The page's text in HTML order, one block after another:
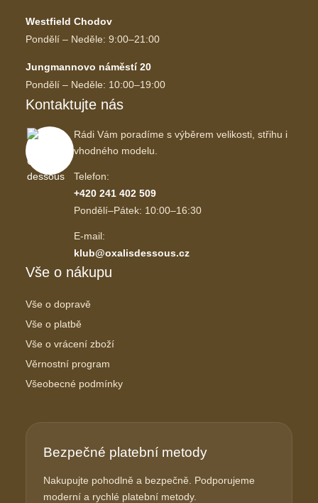
Westfield Chodov
Pondělí – Neděle: 9:00–21:00
Jungmannovo náměstí 20
Pondělí – Neděle: 10:00–19:00
Kontaktujte nás
Rádi Vám poradíme s výběrem velikosti, střihu i
vhodného modelu.
Telefon:
+420 241 402 509
Pondělí–Pátek: 10:00–16:30
E-mail:
klub@oxalisdessous.cz
Vše o nákupu
Vše o dopravě
Vše o platbě
Vše o vrácení zboží
Věrnostní program
Všeobecné podmínky
Bezpečné platební metody
Nakupujte pohodlně a bezpečně. Podporujeme
moderní a rychlé platební metody.